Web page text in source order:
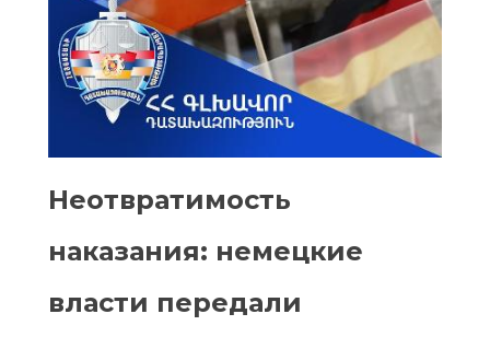
Неотвратимость
наказания: немецкие
власти передали